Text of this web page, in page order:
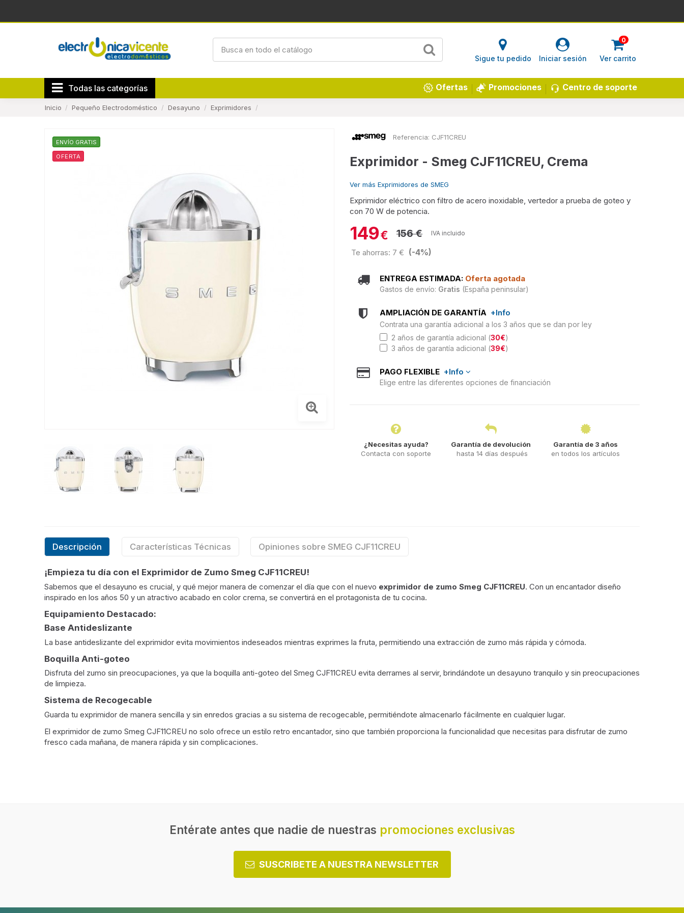
Sigue tu pedido Iniciar sesión
0
Ver carrito
Todas las categorías Centro de soporte
Promociones
Ofertas
Inicio Pequeño Electrodoméstico Desayuno Exprimidores
ENVÍO GRATIS
OFERTA
Referencia: CJF11CREU
Exprimidor - Smeg CJF11CREU, Crema
Ver más Exprimidores de SMEG
Exprimidor eléctrico con filtro de acero inoxidable, vertedor a prueba de goteo y
con 70 W de potencia.
149€ 156 € IVA incluido
Te ahorras: 7 € (-4%)
ENTREGA ESTIMADA: Oferta agotada
Gastos de envío: Gratis (España peninsular)
AMPLIACIÓN DE GARANTÍA +Info
Contrata una garantía adicional a los 3 años que se dan por ley
2 años de garantía adicional (30€)
3 años de garantía adicional (39€)
PAGO FLEXIBLE +Info
Elige entre las diferentes opciones de financiación
¿Necesitas ayuda?
Contacta con soporte
Garantía de devolución
hasta 14 días después
Garantía de 3 años
en todos los artículos
Descripción Características Técnicas Opiniones sobre SMEG CJF11CREU
¡Empieza tu día con el Exprimidor de Zumo Smeg CJF11CREU!
Sabemos que el desayuno es crucial, y qué mejor manera de comenzar el día que con el nuevo exprimidor de zumo Smeg CJF11CREU. Con un encantador diseño
inspirado en los años 50 y un atractivo acabado en color crema, se convertirá en el protagonista de tu cocina.
Equipamiento Destacado:
Base Antideslizante
La base antideslizante del exprimidor evita movimientos indeseados mientras exprimes la fruta, permitiendo una extracción de zumo más rápida y cómoda.
Boquilla Anti-goteo
Disfruta del zumo sin preocupaciones, ya que la boquilla anti-goteo del Smeg CJF11CREU evita derrames al servir, brindándote un desayuno tranquilo y sin preocupaciones
de limpieza.
Sistema de Recogecable
Guarda tu exprimidor de manera sencilla y sin enredos gracias a su sistema de recogecable, permitiéndote almacenarlo fácilmente en cualquier lugar.
El exprimidor de zumo Smeg CJF11CREU no solo ofrece un estilo retro encantador, sino que también proporciona la funcionalidad que necesitas para disfrutar de zumo
fresco cada mañana, de manera rápida y sin complicaciones.
1 Longitud de cable 1 m
Material de la carcasa
Entérate antes que nadie de nuestras promociones exclusivas
SUSCRIBETE A NUESTRA NEWSLETTER